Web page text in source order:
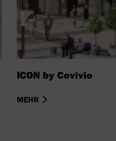
ICON by Covivio
MEHR